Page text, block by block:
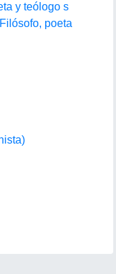
y teólogo s
poeta